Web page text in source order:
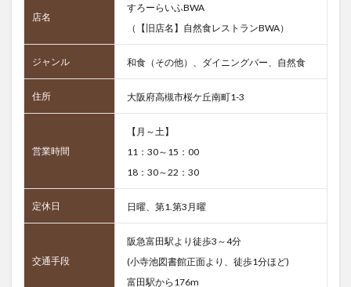
店名
すろーらいふBWA
（【旧店名】自然食レストランBWA）
ジャンル 和食（その他）、ダイニングバー、自然食
住所 大阪府高槻市桜ケ丘南町1-3
営業時間
【月～土】
11：30～15：00
18：30～22：30
定休日 日曜、第1.第3月曜
交通手段
阪急富田駅より徒歩3～4分
(小寺池図書館正面より、徒歩1分ほど)
富田駅から176m